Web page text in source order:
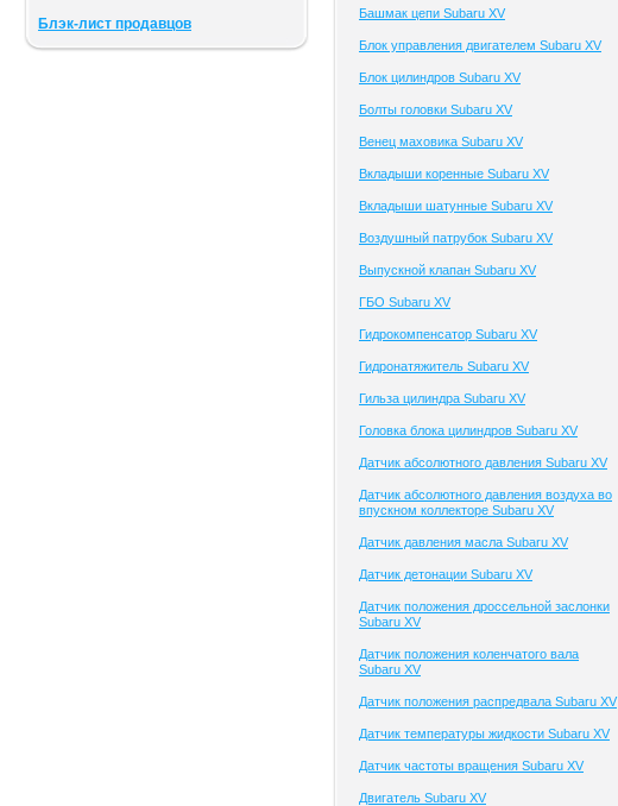
Блэк-лист продавцов
Башмак цепи Subaru XV
Блок управления двигателем Subaru XV
Блок цилиндров Subaru XV
Болты головки Subaru XV
Венец маховика Subaru XV
Вкладыши коренные Subaru XV
Вкладыши шатунные Subaru XV
Воздушный патрубок Subaru XV
Выпускной клапан Subaru XV
ГБО Subaru XV
Гидрокомпенсатор Subaru XV
Гидронатяжитель Subaru XV
Гильза цилиндра Subaru XV
Головка блока цилиндров Subaru XV
Датчик абсолютного давления Subaru XV
Датчик абсолютного давления воздуха во
впускном коллекторе Subaru XV
Датчик давления масла Subaru XV
Датчик детонации Subaru XV
Датчик положения дроссельной заслонки
Subaru XV
Датчик положения коленчатого вала
Subaru XV
Датчик положения распредвала Subaru XV
Датчик температуры жидкости Subaru XV
Датчик частоты вращения Subaru XV
Двигатель Subaru XV